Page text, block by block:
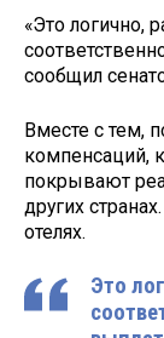
«Это логично,
сообщил
Вместе с тем,
компенсаций,
покрывают
других
отелях.
Это